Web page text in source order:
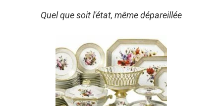
Quel que soit l'état, même dépareillée